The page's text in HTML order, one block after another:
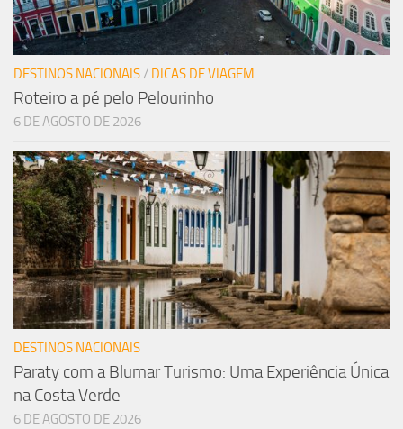
DESTINOS NACIONAIS/ DICAS DE VIAGEM
Roteiro a pé pelo Pelourinho
6 DE AGOSTO DE 2026
DESTINOS NACIONAIS
Paraty com a Blumar Turismo: Uma Experiência Única
na Costa Verde
6 DE AGOSTO DE 2026